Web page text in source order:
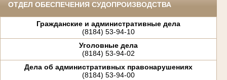
ОТДЕЛ ОБЕСПЕЧЕНИЯ СУДОПРОИЗВОДСТВА
Гражданские и административные дела
(8184) 53-94-10
Уголовные дела
(8184) 53-94-02
Дела об административных правонарушениях
(8184) 53-94-00